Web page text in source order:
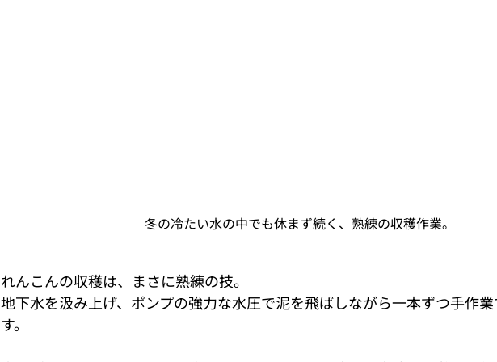
冬の冷たい水の中でも休まず続く、熟練の収穫作業。
れんこんの収穫は、まさに熟練の技。
地下水を汲み上げ、ポンプの強力な水圧で泥を飛ばしながら一本ずつ手作
す。